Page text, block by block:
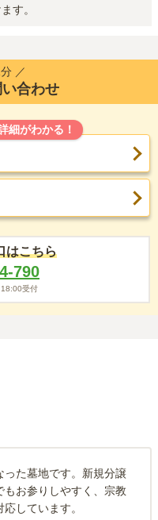
す。
／
合わせ
細がわかる！
はこちら
790
受付
た墓地です。新規分譲
もお参りしやすく、宗教
しています。